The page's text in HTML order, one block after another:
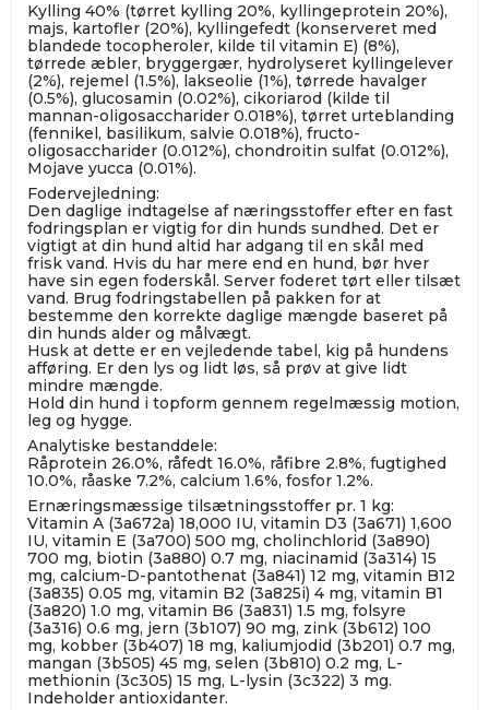
Kylling 40% (tørret kylling 20%, kyllingeprotein 20%),
majs, kartofler (20%), kyllingefedt (konserveret med
blandede tocopheroler, kilde til vitamin E) (8%),
tørrede æbler, bryggergær, hydrolyseret kyllingelever
(2%), rejemel (1.5%), lakseolie (1%), tørrede havalger
(0.5%), glucosamin (0.02%), cikoriarod (kilde til
mannan-oligosaccharider 0.018%), tørret urteblanding
(fennikel, basilikum, salvie 0.018%), fructo-
oligosaccharider (0.012%), chondroitin sulfat (0.012%),
Mojave yucca (0.01%).
Fodervejledning:
Den daglige indtagelse af næringsstoffer efter en fast
fodringsplan er vigtig for din hunds sundhed. Det er
vigtigt at din hund altid har adgang til en skål med
frisk vand. Hvis du har mere end en hund, bør hver
have sin egen foderskål. Server foderet tørt eller tilsæt
vand. Brug fodringstabellen på pakken for at
bestemme den korrekte daglige mængde baseret på
din hunds alder og målvægt.
Husk at dette er en vejledende tabel, kig på hundens
afføring. Er den lys og lidt løs, så prøv at give lidt
mindre mængde.
Hold din hund i topform gennem regelmæssig motion,
leg og hygge.
Analytiske bestanddele:
Råprotein 26.0%, råfedt 16.0%, råfibre 2.8%, fugtighed
10.0%, råaske 7.2%, calcium 1.6%, fosfor 1.2%.
Ernæringsmæssige tilsætningsstoffer pr. 1 kg:
Vitamin A (3a672a) 18,000 IU, vitamin D3 (3a671) 1,600
IU, vitamin E (3a700) 500 mg, cholinchlorid (3a890)
700 mg, biotin (3a880) 0.7 mg, niacinamid (3a314) 15
mg, calcium-D-pantothenat (3a841) 12 mg, vitamin B12
(3a835) 0.05 mg, vitamin B2 (3a825i) 4 mg, vitamin B1
(3a820) 1.0 mg, vitamin B6 (3a831) 1.5 mg, folsyre
(3a316) 0.6 mg, jern (3b107) 90 mg, zink (3b612) 100
mg, kobber (3b407) 18 mg, kaliumjodid (3b201) 0.7 mg,
mangan (3b505) 45 mg, selen (3b810) 0.2 mg, L-
methionin (3c305) 15 mg, L-lysin (3c322) 3 mg.
Indeholder antioxidanter.